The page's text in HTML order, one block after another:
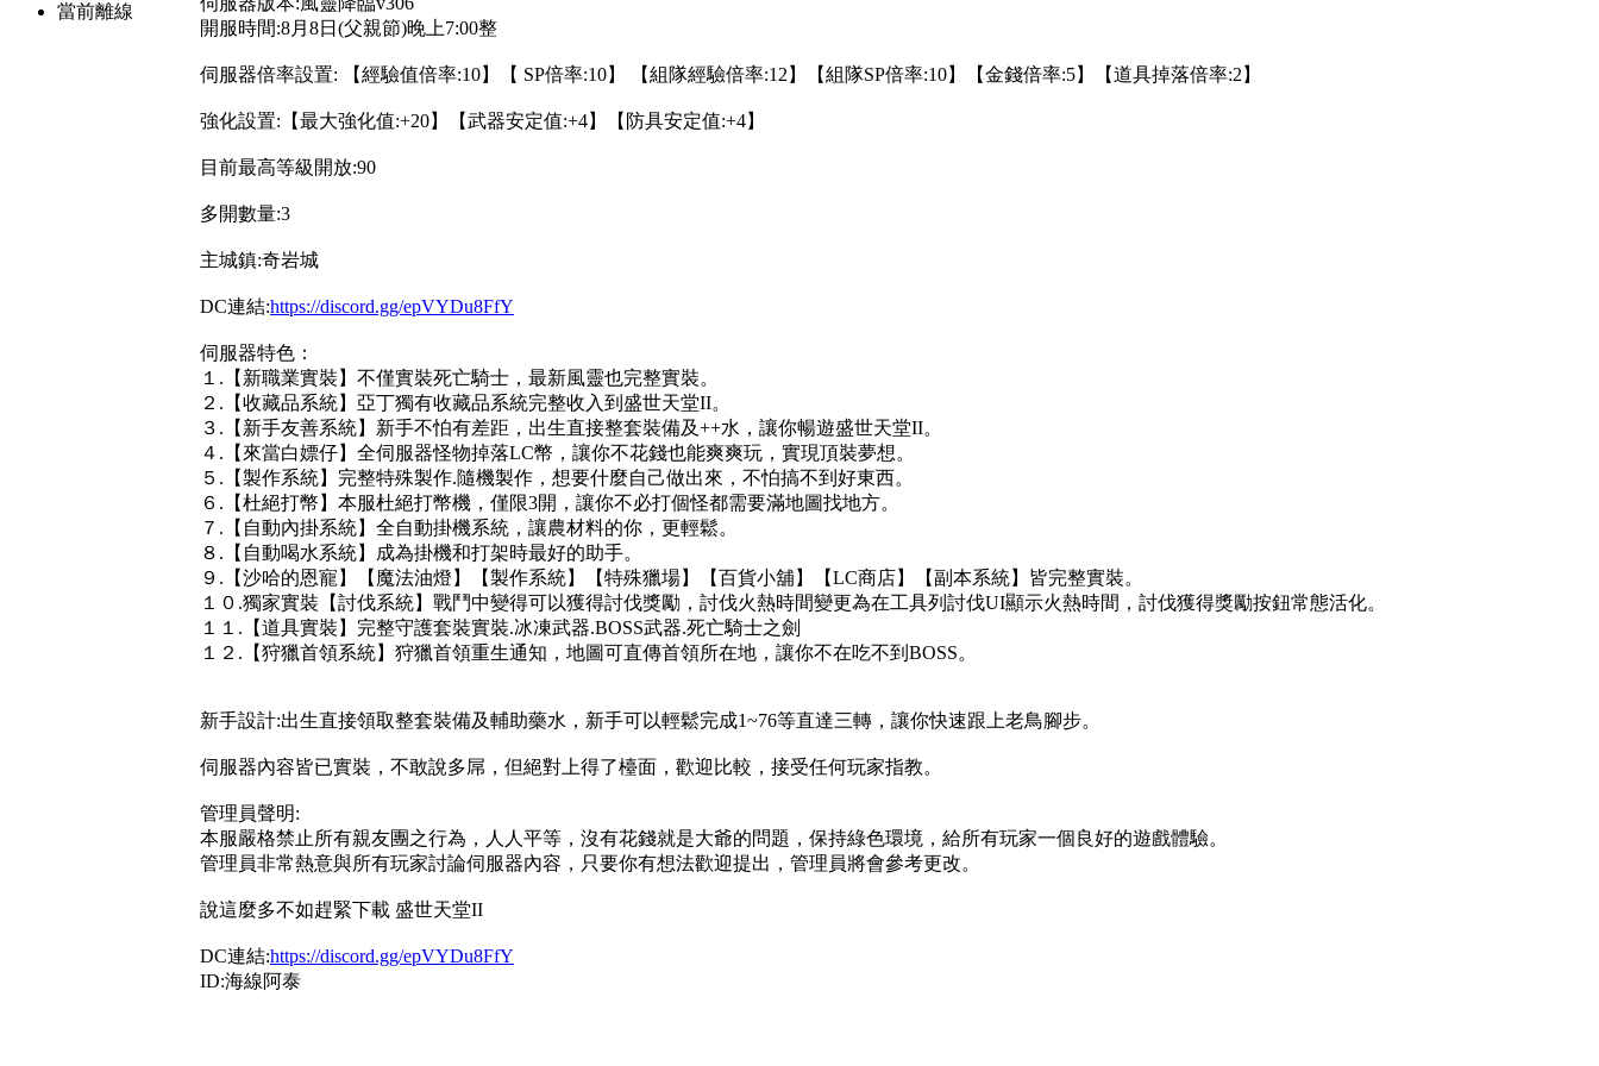
當前離線
開服時間:8月8日(父親節)晚上7:00整
伺服器倍率設置: 【經驗值倍率:10】【 SP倍率:10】 【組隊經驗倍率:12】【組隊SP倍率:10】【金錢倍率:5】【道具掉落倍率:2】
強化設置:【最大強化值:+20】【武器安定值:+4】【防具安定值:+4】
目前最高等級開放:90
多開數量:3
主城鎮:奇岩城
DC連結:https://discord.gg/epVYDu8FfY
伺服器特色：
１.【新職業實裝】不僅實裝死亡騎士，最新風靈也完整實裝。
２.【收藏品系統】亞丁獨有收藏品系統完整收入到盛世天堂II。
３.【新手友善系統】新手不怕有差距，出生直接整套裝備及++水，讓你暢遊盛世天堂II。
４.【來當白嫖仔】全伺服器怪物掉落LC幣，讓你不花錢也能爽爽玩，實現頂裝夢想。
５.【製作系統】完整特殊製作.隨機製作，想要什麼自己做出來，不怕搞不到好東西。
６.【杜絕打幣】本服杜絕打幣機，僅限3開，讓你不必打個怪都需要滿地圖找地方。
７.【自動內掛系統】全自動掛機系統，讓農材料的你，更輕鬆。
８.【自動喝水系統】成為掛機和打架時最好的助手。
９.【沙哈的恩寵】【魔法油燈】【製作系統】【特殊獵場】【百貨小舖】【LC商店】【副本系統】皆完整實裝。
１０.獨家實裝【討伐系統】戰鬥中變得可以獲得討伐獎勵，討伐火熱時間變更為在工具列討伐UI顯示火熱時間，討伐獲得獎勵按鈕常態活化。
１１.【道具實裝】完整守護套裝實裝.冰凍武器.BOSS武器.死亡騎士之劍
１２.【狩獵首領系統】狩獵首領重生通知，地圖可直傳首領所在地，讓你不在吃不到BOSS。
新手設計:出生直接領取整套裝備及輔助藥水，新手可以輕鬆完成1~76等直達三轉，讓你快速跟上老鳥腳步。
伺服器內容皆已實裝，不敢說多屌，但絕對上得了檯面，歡迎比較，接受任何玩家指教。
管理員聲明:
本服嚴格禁止所有親友團之行為，人人平等，沒有花錢就是大爺的問題，保持綠色環境，給所有玩家一個良好的遊戲體驗。
管理員非常熱意與所有玩家討論伺服器內容，只要你有想法歡迎提出，管理員將會參考更改。
說這麼多不如趕緊下載 盛世天堂II
DC連結:https://discord.gg/epVYDu8FfY
ID:海線阿泰